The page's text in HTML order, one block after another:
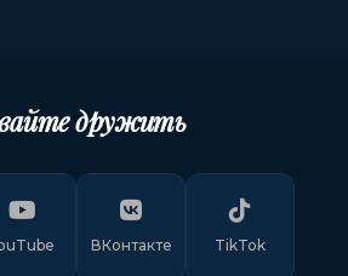
дружить
ВКонтакте TikTok